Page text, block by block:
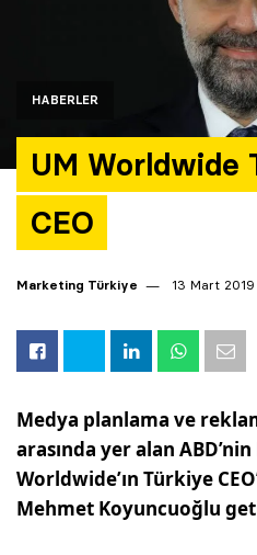
HABERLER
UM Worldwide
CEO
Marketing Türkiye 13 Mart 2019
Medya planlama ve
arasında yer alan
Worldwide’ın Türkiye
Mehmet Koyuncuoğlu